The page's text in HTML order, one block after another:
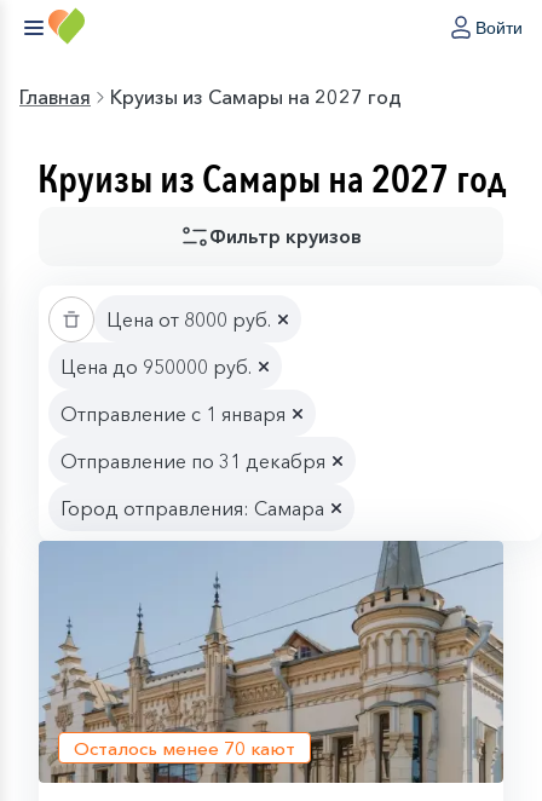
Войти
Главная Круизы из Самары на 2027 год
Круизы из Самары на 2027 год
Фильтр круизов
Цена от 8000 руб.
Цена до 950000 руб.
Отправление с 1 января
Отправление по 31 декабря
Город отправления: Самара
Осталось менее 70 кают